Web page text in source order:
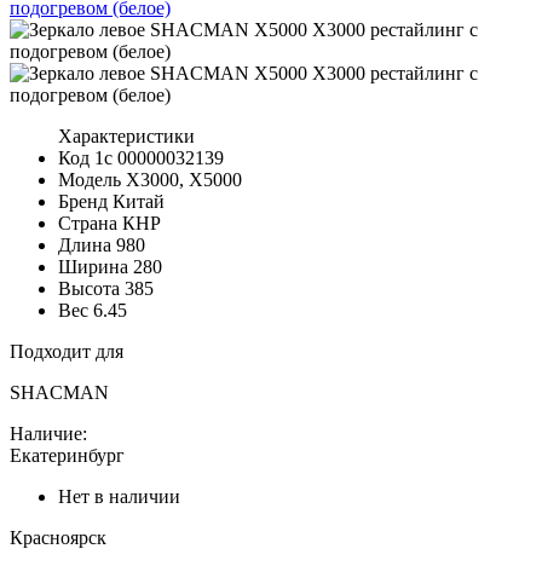
Характеристики
Код 1с 00000032139
Модель X3000, X5000
Бренд Китай
Страна КНР
Длина 980
Ширина 280
Высота 385
Вес 6.45
Подходит для
SHACMAN
Наличие:
Екатеринбург
Нет в наличии
Красноярск